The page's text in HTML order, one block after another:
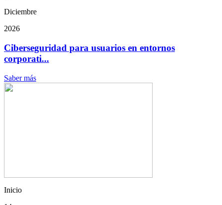
Diciembre
2026
Ciberseguridad para usuarios en entornos
corporati...
Saber más
Inicio